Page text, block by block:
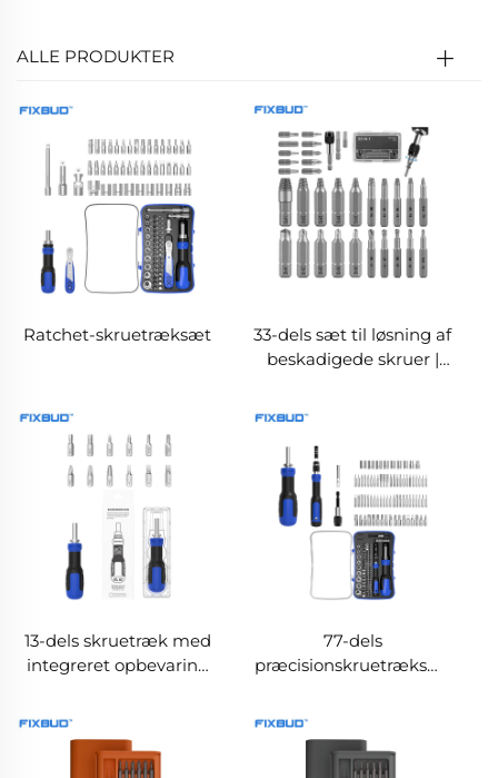
ALLE PRODUKTER
Ratchet-skruetræksæt
33-dels sæt til løsning af
beskadigede skruer |
13-dels skruetræk med
integreret opbevaring
77-dels
præcisionskruetræksæt